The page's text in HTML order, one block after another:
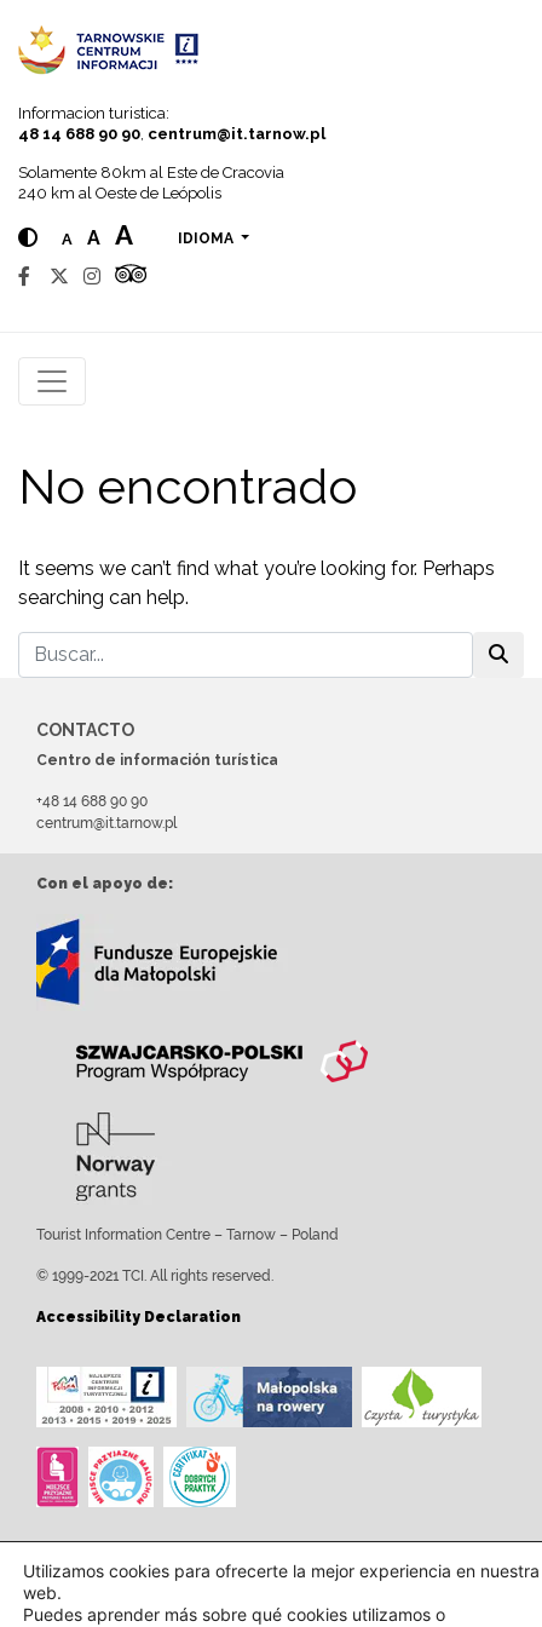
Informacion turistica:
48 14 688 90 90 centrum@it.tarnow.pl
Solamente 80km al Este de Cracovia
240 km al Oeste de Leópolis
A A A IDIOMA
No encontrado
It seems we can’t find what you’re looking for. Perhaps
searching can help.
CONTACTO
Centro de información turística
+48 14 688 90 90
centrum@it.tarnow.pl
Con el apoyo de:
Tourist Information Centre – Tarnow – Poland
© 1999-2021 TCI. All rights reserved.
Accessibility Declaration
Utilizamos cookies para ofrecerte la mejor experiencia en nuestra
web.
Puedes aprender más sobre qué cookies utilizamos o